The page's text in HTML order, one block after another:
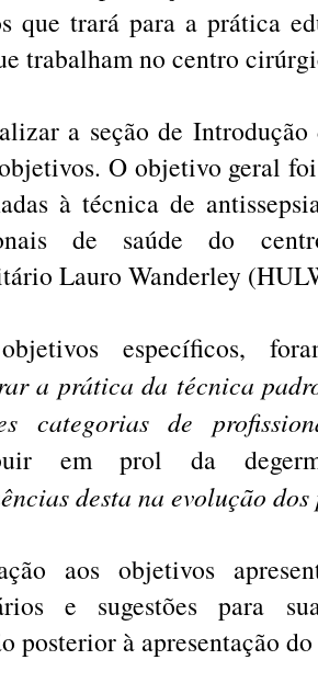
que trará para a prática
trabalham no centro
a seção de Introdução
O objetivo geral
à técnica de
de saúde do
Lauro Wanderley
específicos,
a prática da técnica
categorias de
em prol da
desta na evolução
aos objetivos
e sugestões para
posterior à apresentação